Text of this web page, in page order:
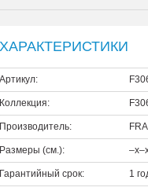
ХАРАКТЕРИСТИКИ
Артикул:
Коллекция:
Производитель:
Размеры (см.):
Гарантийный срок: 1